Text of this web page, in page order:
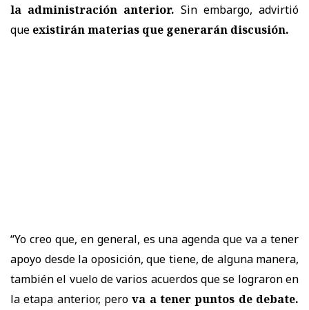
la administración anterior. Sin embargo, advirtió
que existirán materias que generarán discusión.
“Yo creo que, en general, es una agenda que va a tener
apoyo desde la oposición, que tiene, de alguna manera,
también el vuelo de varios acuerdos que se lograron en
la etapa anterior, perova a tener puntos de debate.